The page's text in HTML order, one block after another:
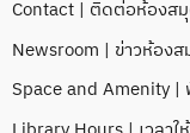
Contact | ติดต่อห้องส
Newsroom | ข่าวห้อง
Space and Amenity |